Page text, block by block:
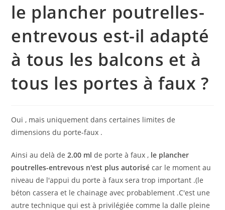
le plancher poutrelles-
entrevous est-il adapté
à tous les balcons et à
tous les portes à faux ?
Oui , mais uniquement dans certaines limites de
dimensions du porte-faux .
Ainsi au delà de 2.00 ml de porte à faux , le plancher
poutrelles-entrevous n'est plus autorisé car le moment au
niveau de l'appui du porte à faux sera trop important .(le
béton cassera et le chainage avec probablement .C'est une
autre technique qui est à privilégiée comme la dalle pleine